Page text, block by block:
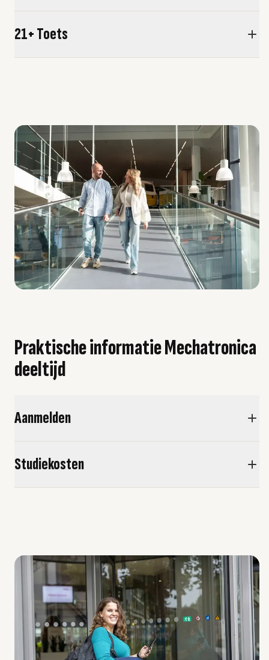
21+ Toets
Praktische informatie Mechatronica
deeltijd
Aanmelden
Studiekosten